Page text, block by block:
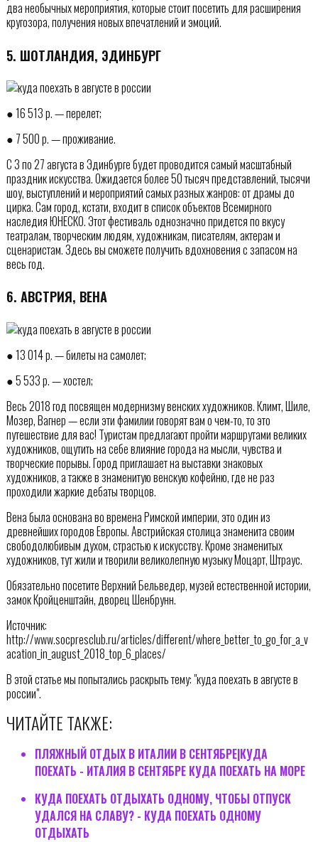
два необычных мероприятия, которые стоит посетить для расширения
кругозора, получения новых впечатлений и эмоций.
5. ШОТЛАНДИЯ, ЭДИНБУРГ
● 16 513 р. — перелет;
● 7 500 р. — проживание.
С 3 по 27 августа в Эдинбурге будет проводится самый масштабный
праздник искусства. Ожидается более 50 тысяч представлений, тысячи
шоу, выступлений и мероприятий самых разных жанров: от драмы до
цирка. Сам город, кстати, входит в список объектов Всемирного
наследия ЮНЕСКО. Этот фестиваль однозначно придется по вкусу
театралам, творческим людям, художникам, писателям, актерам и
сценаристам. Здесь вы сможете получить вдохновения с запасом на
весь год.
6. АВСТРИЯ, ВЕНА
● 13 014 р. — билеты на самолет;
● 5 533 р. — хостел;
Весь 2018 год посвящен модернизму венских художников. Климт, Шиле,
Мозер, Вагнер — если эти фамилии говорят вам о чем-то, то это
путешествие для вас! Туристам предлагают пройти маршрутами великих
художников, ощутить на себе влияние города на мысли, чувства и
творческие порывы. Город приглашает на выставки знаковых
художников, а также в знаменитую венскую кофейню, где не раз
проходили жаркие дебаты творцов.
Вена была основана во времена Римской империи, это один из
древнейших городов Европы. Австрийская столица знаменита своим
свободолюбивым духом, страстью к искусству. Кроме знаменитых
художников, тут жили и творили великолепную музыку Моцарт, Штраус.
Обязательно посетите Верхний Бельведер, музей естественной истории,
замок Кройценштайн, дворец Шенбрунн.
Источник:
http://www.socpresclub.ru/articles/different/where_better_to_go_for_a_v
acation_in_august_2018_top_6_places/
В этой статье мы попытались раскрыть тему: "куда поехать в августе в
россии".
ЧИТАЙТЕ ТАКЖЕ:
ПЛЯЖНЫЙ ОТДЫХ В ИТАЛИИ В СЕНТЯБРЕ|КУДА
ПОЕХАТЬ - ИТАЛИЯ В СЕНТЯБРЕ КУДА ПОЕХАТЬ НА МОРЕ
КУДА ПОЕХАТЬ ОТДЫХАТЬ ОДНОМУ, ЧТОБЫ ОТПУСК
УДАЛСЯ НА СЛАВУ? - КУДА ПОЕХАТЬ ОДНОМУ
ОТДЫХАТЬ